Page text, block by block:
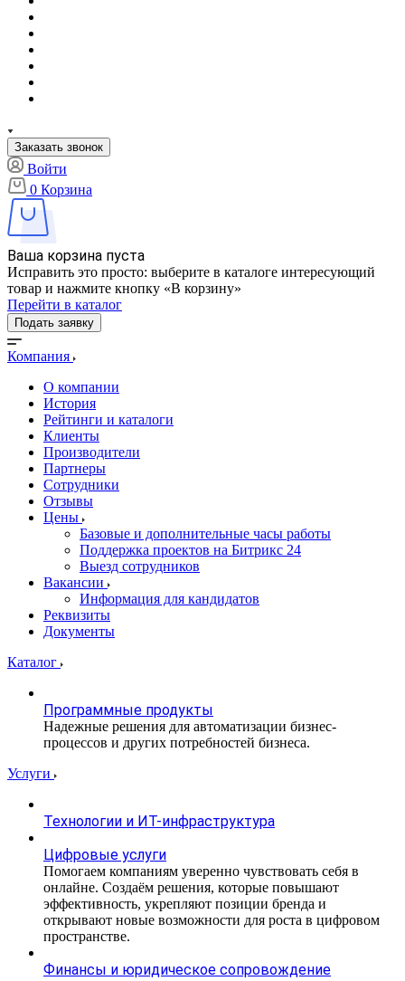
Заказать звонок
Войти
0 Корзина
Ваша корзина пуста
Исправить это просто: выберите в каталоге интересующий
товар и нажмите кнопку «В корзину»
Перейти в каталог
Подать заявку
Компания
О компании
История
Рейтинги и каталоги
Клиенты
Производители
Партнеры
Сотрудники
Отзывы
Цены
Базовые и дополнительные часы работы
Поддержка проектов на Битрикс 24
Выезд сотрудников
Вакансии
Информация для кандидатов
Реквизиты
Документы
Каталог
Программные продукты
Надежные решения для автоматизации бизнес-
процессов и других потребностей бизнеса.
Услуги
Технологии и ИТ-инфраструктура
Цифровые услуги
Помогаем компаниям уверенно чувствовать себя в
онлайне. Создаём решения, которые повышают
эффективность, укрепляют позиции бренда и
открывают новые возможности для роста в цифровом
пространстве.
Финансы и юридическое сопровождение